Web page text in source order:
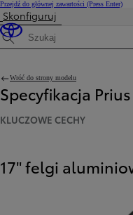
Przejdź do głównej zawartości (Press Enter)
Skonfiguruj
Wyszukaj dane
Wróć do strony modelu
Specyfikacja
KLUCZOWE CECHY
17" felgi